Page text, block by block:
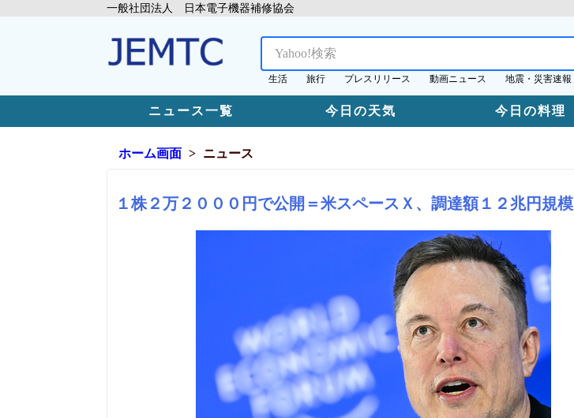
一般社団法人 日本電子機器補修協会
生活 旅行 プレスリリース 動画ニュース 地震・災害速報
ニュース一覧 今日の天気 今日の料理
ホーム画面 ニュース
１株２万２０００円で公開＝米スペースＸ、調達額１２兆円規模